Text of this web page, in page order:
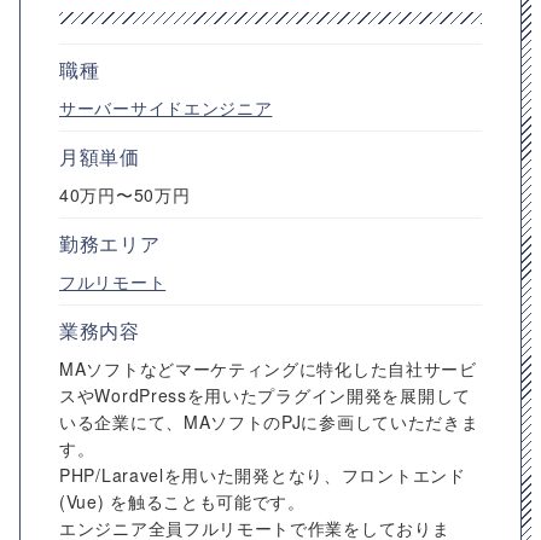
職種
サーバーサイドエンジニア
月額単価
40万円〜50万円
勤務エリア
フルリモート
業務内容
MAソフトなどマーケティングに特化した自社サービ
スやWordPressを用いたプラグイン開発を展開して
いる企業にて、MAソフトのPJに参画していただきま
す。
PHP/Laravelを用いた開発となり、フロントエンド
(Vue) を触ることも可能です。
エンジニア全員フルリモートで作業をしておりま